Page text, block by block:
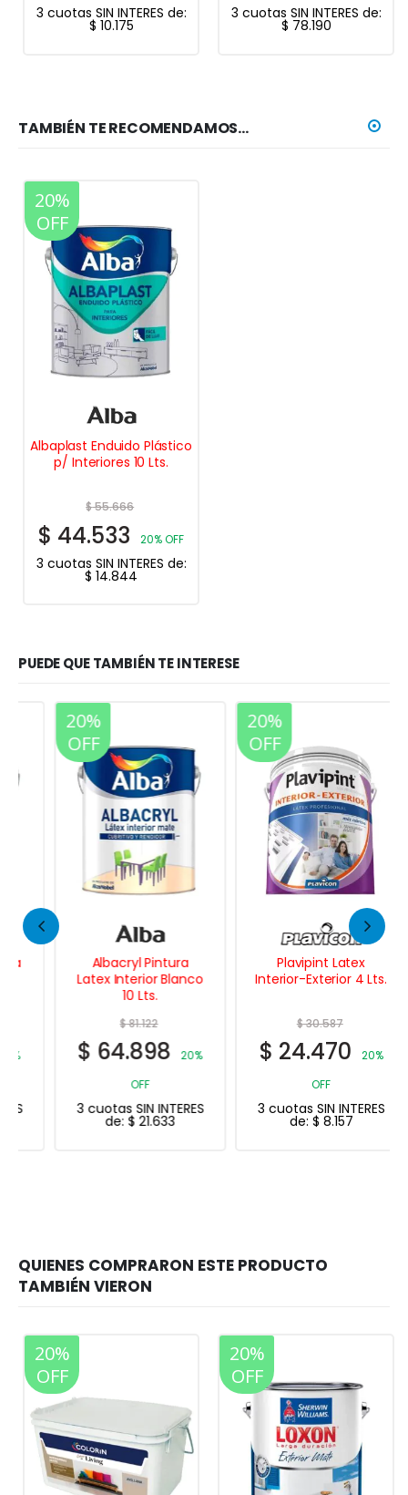
3 cuotas SIN INTERES de:
$ 10.175
3 cuotas SIN INTERES de:
$ 78.190
TAMBIÉN TE RECOMENDAMOS…
20%
OFF
Albaplast Enduido Plástico
p/ Interiores 10 Lts.
$55.666
$ 44.533 20% OFF
3 cuotas SIN INTERES de:
$ 14.844
PUEDE QUE TAMBIÉN TE INTERESE
20%
OFF
Albacryl Pintura
Latex Interior Blanco
10 Lts.
81.122
64.898
20%
3 cuotas SIN INTERES
$21.633
20%
OFF
Plavipint Latex
Interior-Exterior 4 Lts.
30.587
24.470
20%
3 cuotas SIN INTERES
$8.157
20%
OFF
20%
OFF